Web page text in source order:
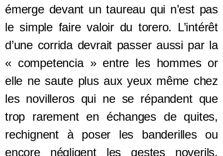
émerge devant un taureau qui n’est pas
le simple faire valoir du torero. L’intérêt
d’une corrida devrait passer aussi par la
« competencia » entre les hommes or
elle ne saute plus aux yeux même chez
les novilleros qui ne se répandent que
trop rarement en échanges de quites,
rechignent à poser les banderilles ou
encore négligent les gestes noverils,